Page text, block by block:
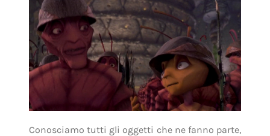
Conosciamo tutti gli oggetti che ne fanno parte,